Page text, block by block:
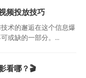
频投放技巧
术的邂逅在这个信息爆
或缺的一部分。...
看哪？🎬